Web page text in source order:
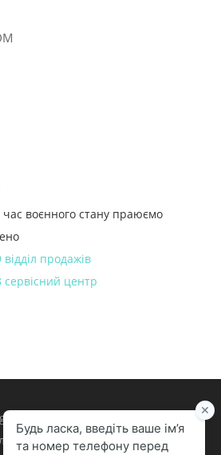
воєнного стану праюємо
продажів
сервісний центр
1998 – 2024 iLand.
та торгівельні марки є